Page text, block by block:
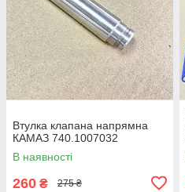
Втулка клапана напрямна
КАМАЗ 740.1007032
В наявності
260 ₴ 275 ₴